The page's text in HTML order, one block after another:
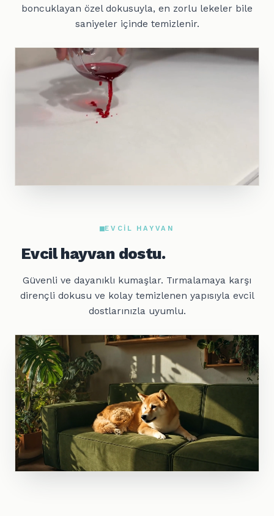
boncuklayan özel dokusuyla, en zorlu lekeler bile
saniyeler içinde temizlenir.
EVCIL HAYVAN
Evcil hayvan dostu.
Güvenli ve dayanıklı kumaşlar. Tırmalamaya karşı
dirençli dokusu ve kolay temizlenen yapısıyla evcil
dostlarınızla uyumlu.